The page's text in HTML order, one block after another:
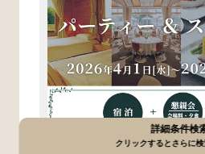
詳細条件検
クリックするとさらに